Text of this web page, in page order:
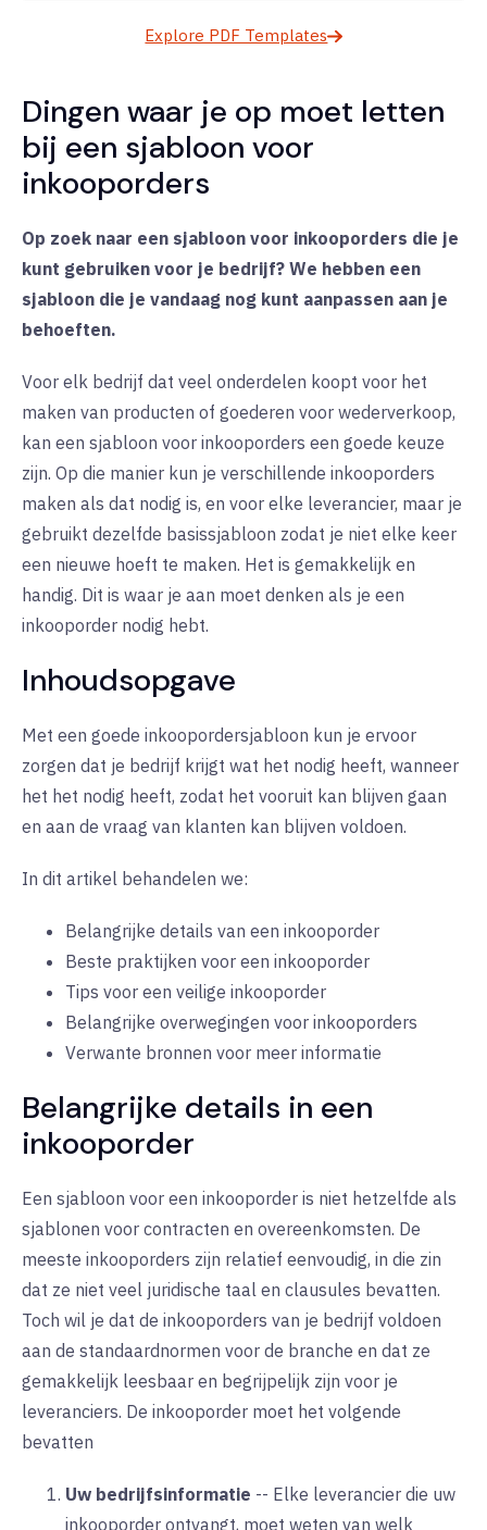
Explore PDF Templates
Dingen waar je op moet letten
bij een sjabloon voor
inkooporders
Op zoek naar een sjabloon voor inkooporders die je
kunt gebruiken voor je bedrijf? We hebben een
sjabloon die je vandaag nog kunt aanpassen aan je
behoeften.
Voor elk bedrijf dat veel onderdelen koopt voor het
maken van producten of goederen voor wederverkoop,
kan een sjabloon voor inkooporders een goede keuze
zijn. Op die manier kun je verschillende inkooporders
maken als dat nodig is, en voor elke leverancier, maar je
gebruikt dezelfde basissjabloon zodat je niet elke keer
een nieuwe hoeft te maken. Het is gemakkelijk en
handig. Dit is waar je aan moet denken als je een
inkooporder nodig hebt.
Inhoudsopgave
Met een goede inkoopordersjabloon kun je ervoor
zorgen dat je bedrijf krijgt wat het nodig heeft, wanneer
het het nodig heeft, zodat het vooruit kan blijven gaan
en aan de vraag van klanten kan blijven voldoen.
In dit artikel behandelen we:
Belangrijke details van een inkooporder
Beste praktijken voor een inkooporder
Tips voor een veilige inkooporder
Belangrijke overwegingen voor inkooporders
Verwante bronnen voor meer informatie
Belangrijke details in een
inkooporder
Een sjabloon voor een inkooporder is niet hetzelfde als
sjablonen voor contracten en overeenkomsten. De
meeste inkooporders zijn relatief eenvoudig, in die zin
dat ze niet veel juridische taal en clausules bevatten.
Toch wil je dat de inkooporders van je bedrijf voldoen
aan de standaardnormen voor de branche en dat ze
gemakkelijk leesbaar en begrijpelijk zijn voor je
leveranciers. De inkooporder moet het volgende
bevatten
Uw bedrijfsinformatie -- Elke leverancier die uw
inkooporder ontvangt, moet weten van welk